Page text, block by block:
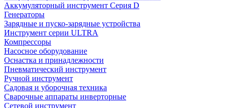
Аккумуляторный инструмент Серия D
Генераторы
Зарядные и пуско-зарядные устройства
Инструмент серии ULTRA
Компрессоры
Насосное оборудование
Оснастка и принадлежности
Пневматический инструмент
Ручной инструмент
Садовая и уборочная техника
Сварочные аппараты инверторные
Сетевой инструмент